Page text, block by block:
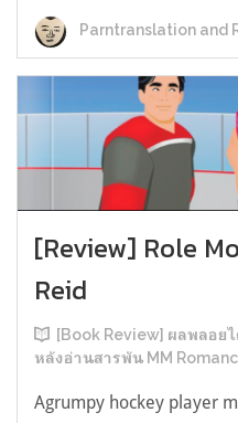
Parntranslation and
[Review] Role
Reid
[Book Review] ผลพลอย
หลังอ่านสารพัน MM
Agrumpy hockey player